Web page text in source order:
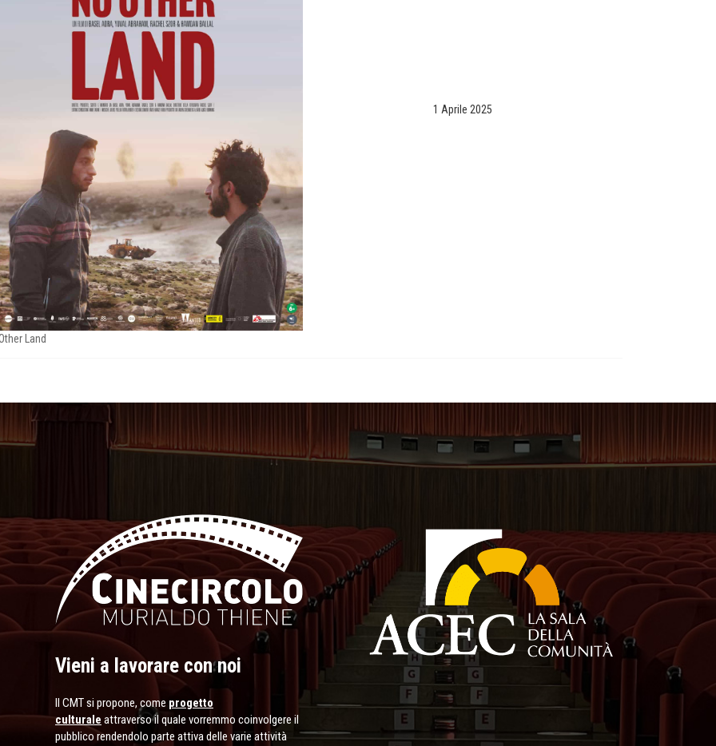
Land
1 Aprile 2025
Vieni a lavorare con noi
Il CMT si propone, come progetto
culturale attraverso il quale vorremmo coinvolgere il
pubblico rendendolo parte attiva delle varie attività